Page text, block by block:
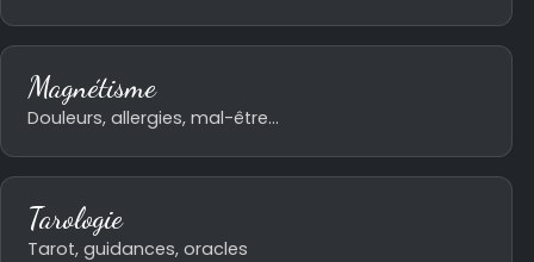
Magnétisme
Douleurs, allergies, mal-être…
Tarologie
Tarot, guidances, oracles